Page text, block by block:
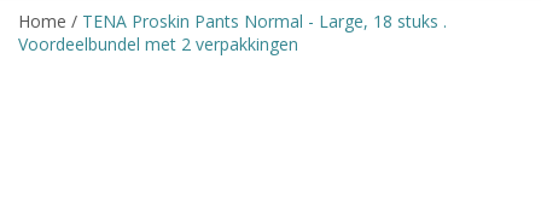
TENA Flex
TENA Slip
Home / TENA Proskin Pants Normal - Large, 18 stuks .
Voordeelbundel met 2 verpakkingen